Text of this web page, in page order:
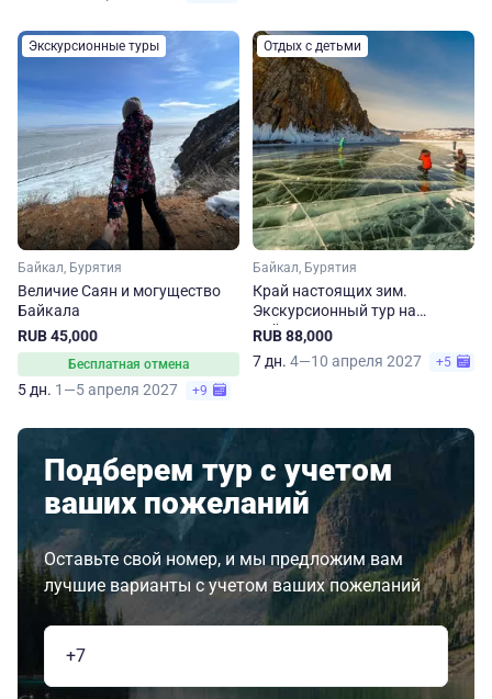
Экскурсионные туры
Байкал, Бурятия
Величие Саян и могущество
Байкала
RUB 45,000
Бесплатная отмена
5 дн. 1—5 апреля 2027 +9
Отдых с детьми
Байкал, Бурятия
Край настоящих зим.
Экскурсионный тур на
Байкале
RUB 88,000
7 дн. 4—10 апреля 2027 +5
Подберем тур с учетом
ваших пожеланий
Оставьте свой номер, и мы предложим вам
лучшие варианты с учетом ваших пожеланий